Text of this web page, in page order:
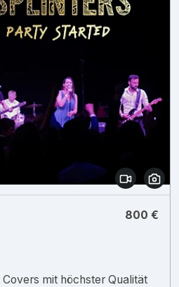
800 €
mit höchster Qualität